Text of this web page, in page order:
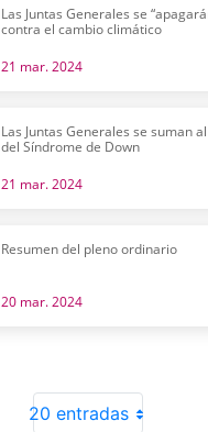
Las Juntas Generales se
contra el cambio climático
21 mar. 2024
Las Juntas Generales se suman
del Síndrome de Down
21 mar. 2024
Resumen del pleno ordinario
20 mar. 2024
20 entradas